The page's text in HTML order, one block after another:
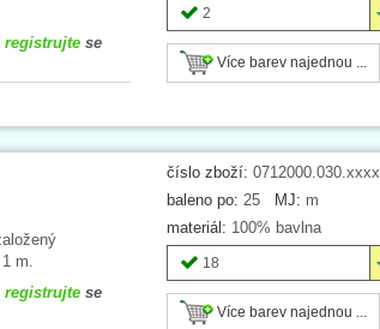
2
Více barev najednou ...
registrujtese
číslo zboží: 0712000.030.xxxx
baleno po: 25 MJ: m
materiál: 100% bavlna
18
Více barev najednou ...
m.
registrujtese